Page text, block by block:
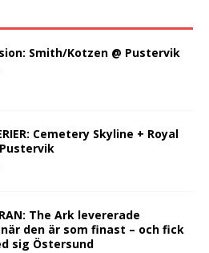
Smith/Kotzen @ Pustervik
Cemetery Skyline + Royal
The Ark levererade
den är som finast – och fick
sig Östersund